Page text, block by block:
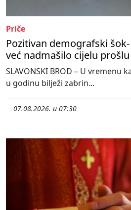
Priče
Pozitivan demografski
već nadmašilo cijelu
SLAVONSKI BROD – U vremenu
u godinu bilježi zabrin...
07.08.2026. u 07:30